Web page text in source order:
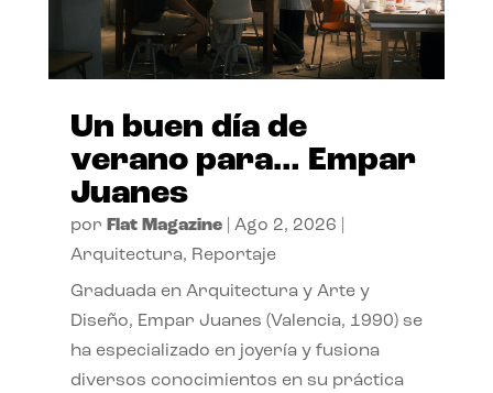
Un buen día de
verano para… Empar
Juanes
por Flat Magazine| Ago 2, 2026
Arquitectura, Reportaje
Graduada en Arquitectura y Arte y
Diseño, Empar Juanes (Valencia, 1990) se
ha especializado en joyería y fusiona
diversos conocimientos en su práctica